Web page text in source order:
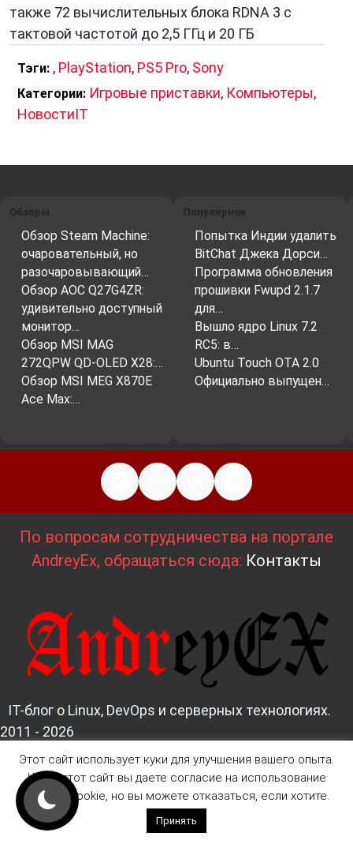
также 72 вычислительных блока RDNA 3 с
тактовой частотой до 2,5 ГГц и 20 ГБ
Тэги: , PlayStation, PS5 Pro, Sony
Категории: Игровые приставки, Компьютеры,
НовостиIT
Обзоры
Обзор Steam Machine:
очаровательный, но
разочаровывающий…
Обзор AOC Q27G4ZR:
удивительно доступный
монитор…
Обзор MSI MAG
272QPW QD-OLED X28:…
Обзор MSI MEG X870E
Ace Max:…
Популярное
Попытка Индии удалить
BitChat Джека Дорси…
Программа обновления
прошивки Fwupd 2.1.7
для…
Вышло ядро ​​Linux 7.2
RC5: в…
Ubuntu Touch OTA 2.0
Официально выпущен…
По вопросам сотрудничества на портале
AndreyEx, обращаться сюда: Контакты
IT-блог о Linux, DevOps и серверных технологиях.
2011 - 2026
Дизайн и верстка:AndreyEx
Этот сайт использует куки для улучшения вашего опыта.
Читая этот сайт вы даете согласие на использование
файлов Cookie, но вы можете отказаться, если хотите.
Принять